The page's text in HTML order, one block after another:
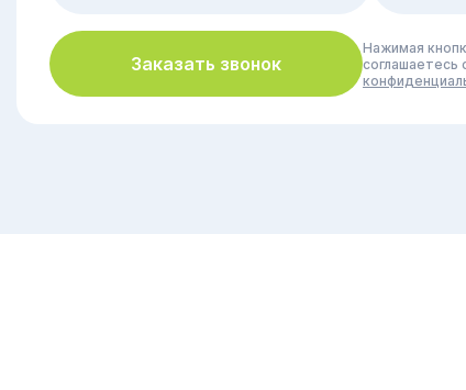
Заказать звонок
Нажимая
соглашаетесь